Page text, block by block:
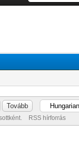
RSS hírforrás